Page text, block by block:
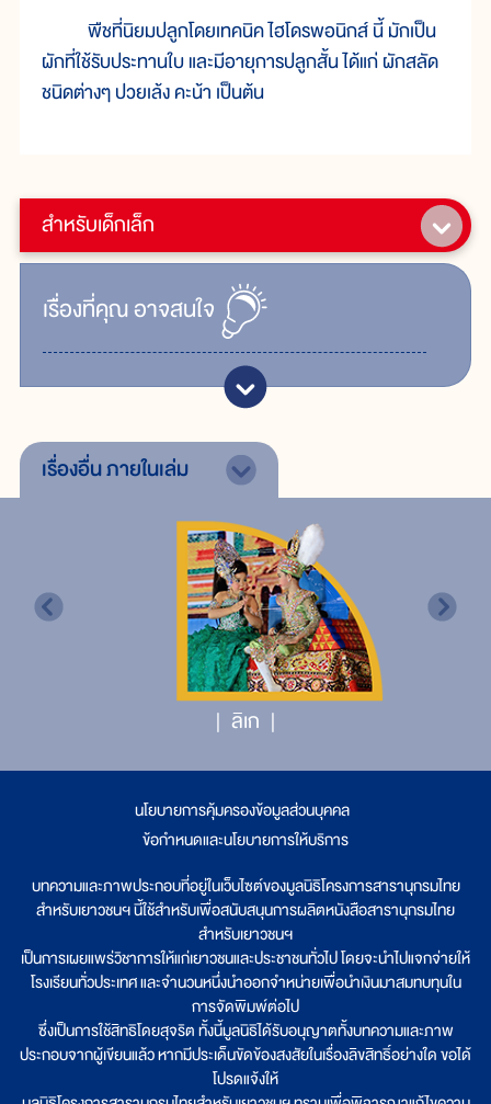
สำหรับเด็กเล็ก
เรื่ิองที่คุณอาจสนใจ
พืชที่นิยมปลูกโดยเทคนิค ไฮโดรพอนิกส์ นี้ มักเป็น
ผักที่ใช้รับประทานใบ และมีอายุการปลูกสั้น ได้แก่ ผักสลัด
ชนิดต่างๆ ปวยเล้ง คะน้า เป็นต้น
เรื่องอื่นภายในเล่ม
ลิเก
นโยบายการคุ้มครองข้อมูลส่วนบุคคล
ข้อกำหนดและนโยบายการให้บริการ
บทความและภาพประกอบที่อยู่ในเว็บไซต์ของมูลนิธิโครงการสารานุกรมไทย
สำหรับเยาวชนฯ นี้ใช้สำหรับเพื่อสนับสนุนการผลิตหนังสือสารานุกรมไทย
สำหรับเยาวชนฯ
เป็นการเผยแพร่วิชาการให้แก่เยาวชนและประชาชนทั่วไป โดยจะนำไปแจกจ่ายให้
โรงเรียนทั่วประเทศ และจำนวนหนึ่งนำออกจำหน่ายเพื่อนำเงินมาสมทบทุนใน
การจัดพิมพ์ต่อไป
ซึ่งเป็นการใช้สิทธิโดยสุจริต ทั้งนี้มูลนิธิได้รับอนุญาตทั้งบทความและภาพ
ประกอบจากผู้เขียนแล้ว หากมีประเด็นขัดข้องสงสัยในเรื่องลิขสิทธิ์อย่างใด ขอได้
โปรดแจ้งให้